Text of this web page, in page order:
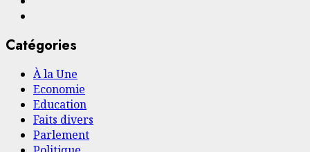
Catégories
À la Une
Economie
Education
Faits divers
Parlement